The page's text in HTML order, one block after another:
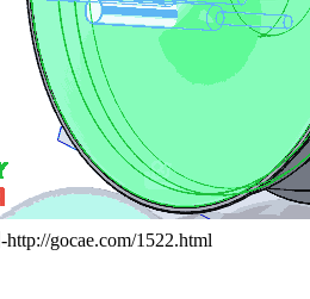
gocae.com/1522.html